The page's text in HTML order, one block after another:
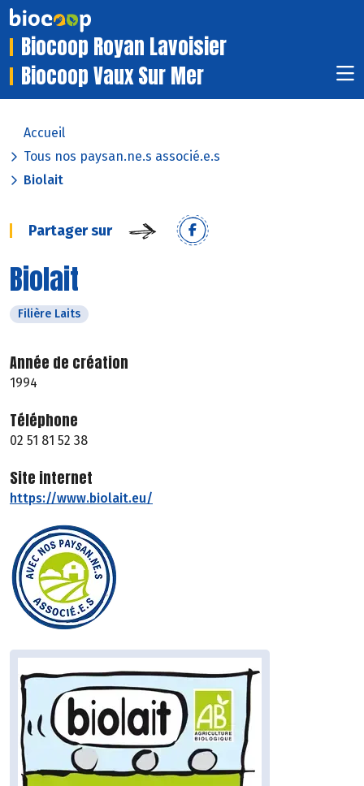
Biocoop Royan Lavoisier
Biocoop Vaux Sur Mer
Accueil
Tous nos paysan.ne.s associé.e.s
Biolait
Partager sur
Biolait
Filière Laits
Année de création
1994
Téléphone
02 51 81 52 38
Site internet
https://www.biolait.eu/